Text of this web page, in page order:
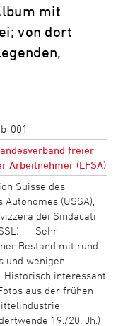
mit
von dort
001
freier
Arbeitnehmer (LFSA)
Suisse des
Autonomes (USSA),
dei Sindacati
— Sehr
Bestand mit rund
und wenigen
Historisch interessant
aus der frühen
19./20. Jh.)